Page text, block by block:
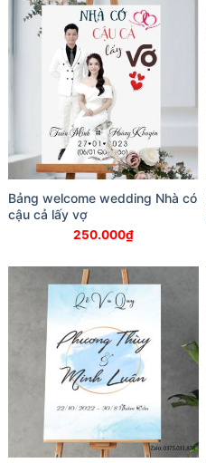
Bảng welcome wedding Nhà có
cậu cả lấy vợ
250.000₫